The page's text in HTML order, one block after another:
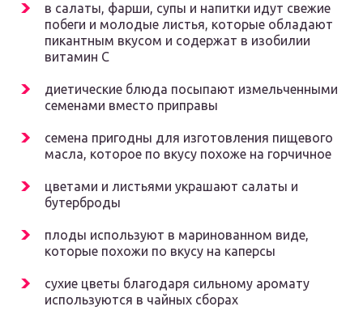
в салаты, фарши, супы и напитки идут свежие
побеги и молодые листья, которые обладают
пикантным вкусом и содержат в изобилии
витамин С
диетические блюда посыпают измельченными
семенами вместо приправы
семена пригодны для изготовления пищевого
масла, которое по вкусу похоже на горчичное
цветами и листьями украшают салаты и
бутерброды
плоды используют в маринованном виде,
которые похожи по вкусу на каперсы
сухие цветы благодаря сильному аромату
используются в чайных сборах